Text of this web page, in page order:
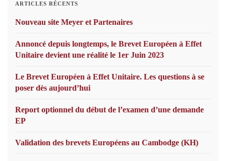
ARTICLES RÉCENTS
Nouveau site Meyer et Partenaires
Annoncé depuis longtemps, le Brevet Européen à Effet
Unitaire devient une réalité le 1er Juin 2023
Le Brevet Européen à Effet Unitaire. Les questions à se
poser dès aujourd’hui
Report optionnel du début de l’examen d’une demande
EP
Validation des brevets Européens au Cambodge (KH)